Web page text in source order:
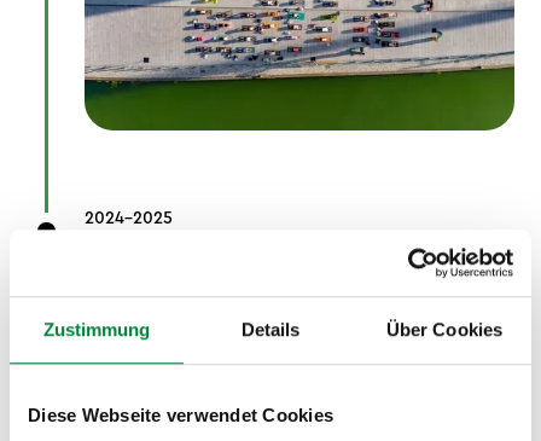
Zustimmung Details Über Cookies
Diese Webseite verwendet Cookies
2024-2025
Auszeichnung auf der FIBO, über 35
Krankenkassen prägen unser Wachstum. Mit